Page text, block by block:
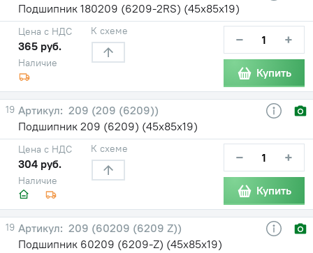
Подшипник 180209 (6209-2RS) (45х85х19)
Наличие
Цена с НДС
365 руб.
К схеме − +
Купить
19
209 (209 (6209))
Подшипник 209 (6209) (45х85х19)
Наличие
Цена с НДС
304 руб.
К схеме − +
Купить
19
209 (60209 (6209 Z))
Подшипник 60209 (6209-Z) (45х85х19)